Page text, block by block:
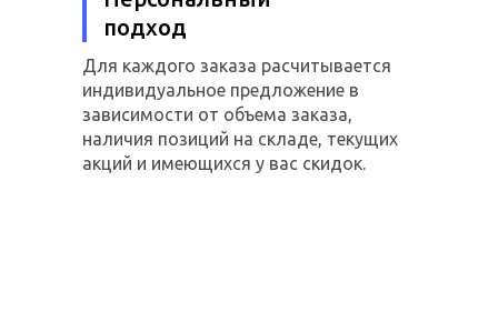
подход
Для каждого заказа расчитывается
индивидуальное предложение в
зависимости от объема заказа,
наличия позиций на складе, текущих
акций и имеющихся у вас скидок.